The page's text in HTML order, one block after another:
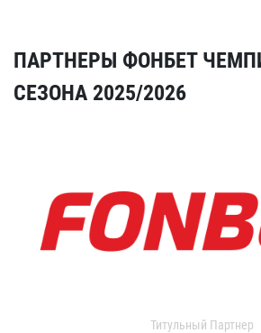
ПАРТНЕРЫ ФОНБЕТ
СЕЗОНА 2025/2026
Титульный Партнер